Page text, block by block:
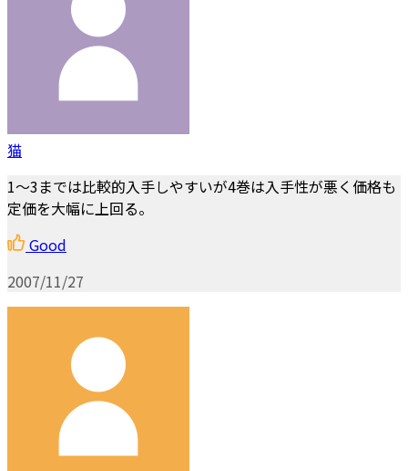
猫
1～3までは比較的入手しやすいが4巻は入手性が悪く価格も
定価を大幅に上回る。
Good
2007/11/27